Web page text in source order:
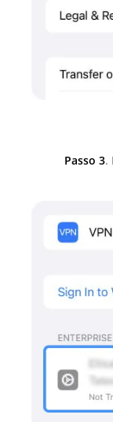
Passo 3.